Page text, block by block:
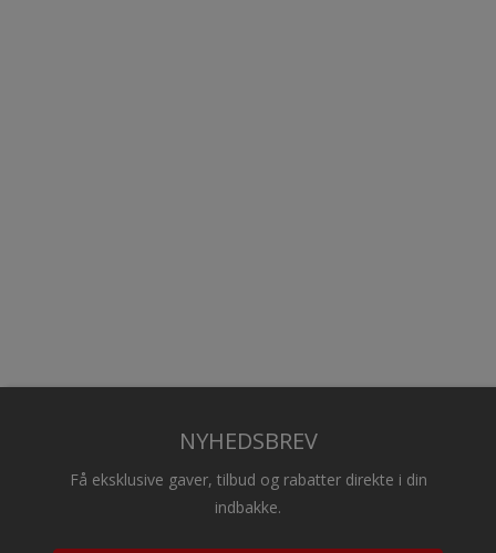
NYHEDSBREV
Få eksklusive gaver, tilbud og rabatter direkte i din
indbakke.